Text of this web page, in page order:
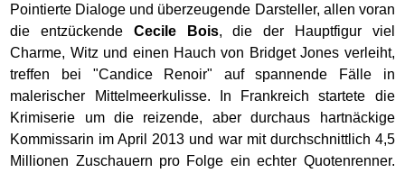
Pointierte Dialoge und überzeugende Darsteller, allen voran
die entzückende Cecile Bois, die der Hauptfigur viel
Charme, Witz und einen Hauch von Bridget Jones verleiht,
treffen bei "Candice Renoir" auf spannende Fälle in
malerischer Mittelmeerkulisse. In Frankreich startete die
Krimiserie um die reizende, aber durchaus hartnäckige
Kommissarin im April 2013 und war mit durchschnittlich 4,5
Millionen Zuschauern pro Folge ein echter Quotenrenner.